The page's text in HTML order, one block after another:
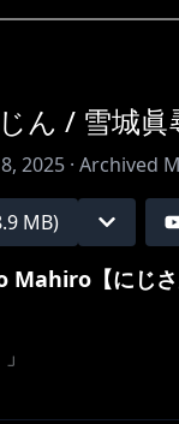
ん / 雪城
2025 · Archived
MB)
【にじさ